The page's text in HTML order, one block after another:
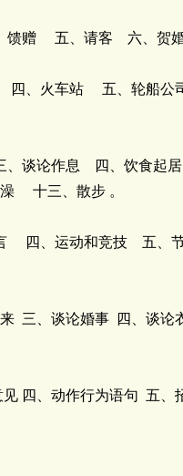
赠 五、请客 六、贺
、火车站 五、轮船
谈论作息 四、饮食起
十三、散步 。
四、运动和竞技 五、
、谈论婚事 四、谈论
、动作行为语句 五、招